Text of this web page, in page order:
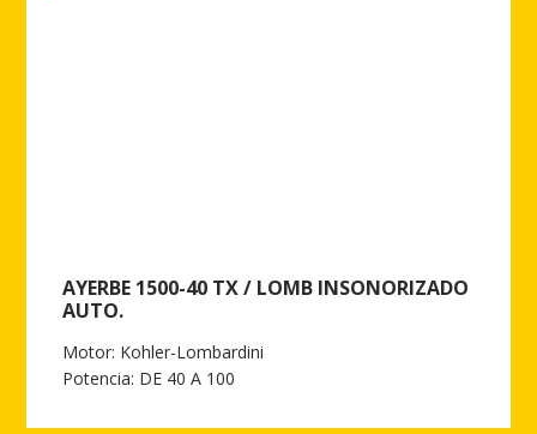
AYERBE 1500-40 TX / LOMB INSONORIZADO
AUTO.
Motor: Kohler-Lombardini
Potencia: DE 40 A 100